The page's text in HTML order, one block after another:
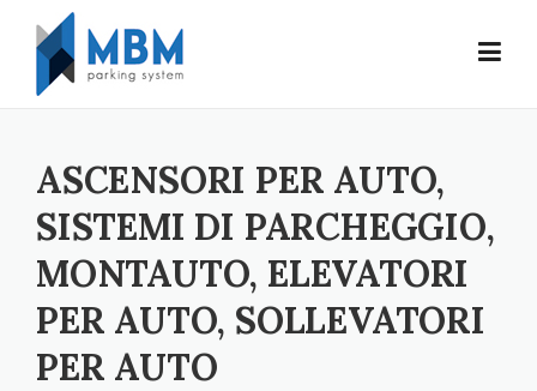
Skip to content
ASCENSORI PER AUTO,
SISTEMI DI PARCHEGGIO,
MONTAUTO, ELEVATORI
PER AUTO, SOLLEVATORI
PER AUTO